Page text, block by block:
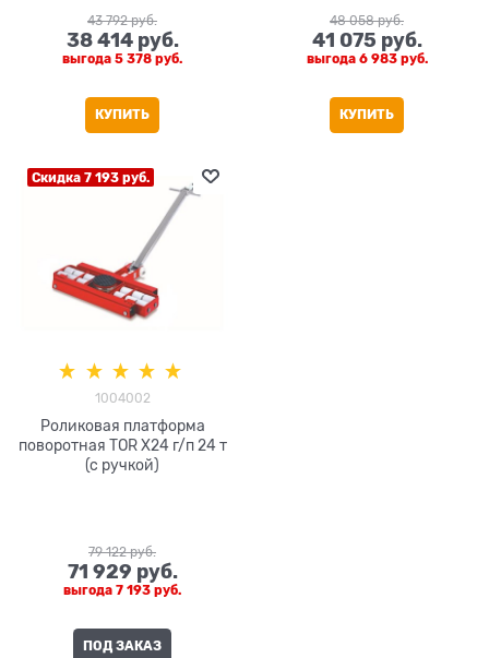
43 792 руб.
38 414 руб.
выгода 5 378 руб.
КУПИТЬ
48 058 руб.
41 075 руб.
выгода 6 983 руб.
КУПИТЬ
Скидка 7 193 руб.
1004002
Роликовая платформа
поворотная TOR X24 г/п 24 т
(с ручкой)
79 122 руб.
71 929 руб.
выгода 7 193 руб.
ПОД ЗАКАЗ